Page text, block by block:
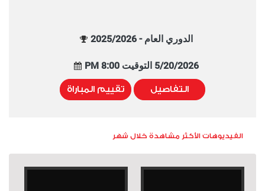
الدوري العام - 2025/2026
5/20/2026 التوقيت 8:00 PM
التفاصيل تقييم المباراة
الفيديوهات الأكثر مشاهدة خلال شهر